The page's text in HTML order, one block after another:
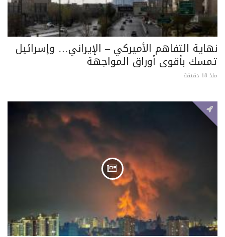
نهاية التفاهم الأميركي – الإيراني… وإسرائيل
تمسك بأقوى أوراق المواجهة
منذ 18 دقيقة